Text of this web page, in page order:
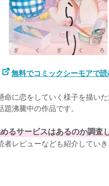
無料でコミックシーモアで
に恋をしていく様子を描い
沸騰中の作品です。
るサービスはあるのか調査
レビューなども紹介していき